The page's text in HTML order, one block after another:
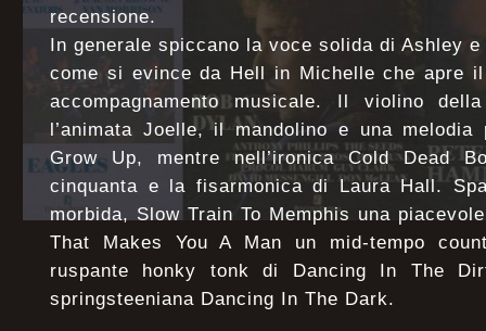
recensione.
In generale spiccano la voce solida di Ashley
come si evince da Hell in Michelle che apre
accompagnamento musicale. Il violino
l’animata Joelle, il mandolino e una
Grow Up, mentre nell’ironica Cold Dead
cinquanta e la fisarmonica di Laura Hall.
morbida, Slow Train To Memphis una
That Makes You A Man un mid-tempo
ruspante honky tonk di Dancing In The
springsteeniana Dancing In The Dark.